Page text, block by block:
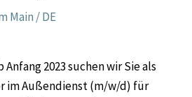
Main / DE
2023 suchen wir Sie als
im Außendienst (m/w/d) für